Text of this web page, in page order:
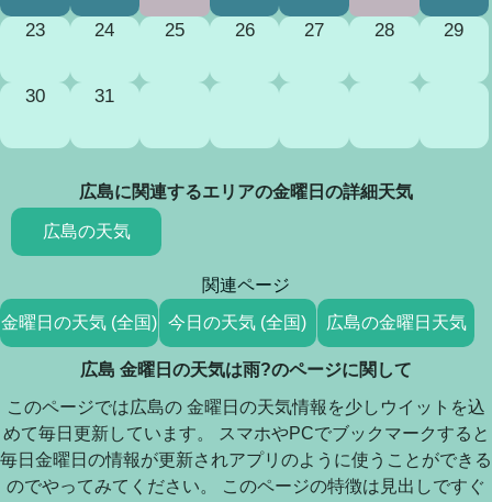
23 24 25 26 27 28 29
30 31
広島に関連するエリアの金曜日の詳細天気
広島の天気
関連ページ
金曜日の天気 (全国) 今日の天気 (全国) 広島の金曜日天気
広島 金曜日の天気は雨?のページに関して
このページでは広島の 金曜日の天気情報を少しウイットを込
めて毎日更新しています。 スマホやPCでブックマークすると
毎日金曜日の情報が更新されアプリのように使うことができる
のでやってみてください。 このページの特徴は見出しですぐ